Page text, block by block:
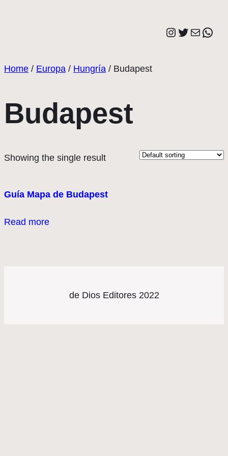
Instagram
Twitter
Correo
Home / Europa / Hungría / Budapest
Budapest
Showing the single result
Guía Mapa de Budapest
Read more
de Dios Editores 2022